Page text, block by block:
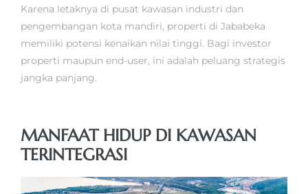
Karena letaknya di pusat kawasan industri dan
pengembangan kota mandiri, properti di Jababeka
memiliki potensi kenaikan nilai tinggi. Bagi investor
properti maupun end-user, ini adalah peluang strategis
jangka panjang.
MANFAAT HIDUP DI KAWASAN
TERINTEGRASI